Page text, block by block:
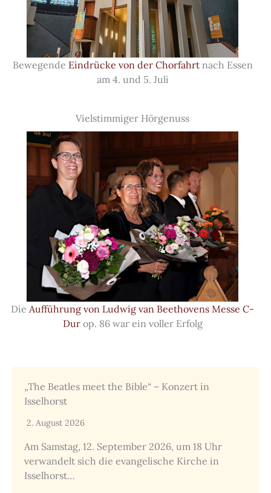
Bewegende Eindrücke von der Chorfahrtnach Essen
am 4. und 5. Juli
Vielstimmiger Hörgenuss
Die Aufführung von Ludwig van Beethovens Messe C-
Durop. 86 war ein voller Erfolg
„The Beatles meet the Bible“ – Konzert in
Isselhorst
2. August 2026
Am Samstag, 12. September 2026, um 18 Uhr
verwandelt sich die evangelische Kirche in
Isselhorst…